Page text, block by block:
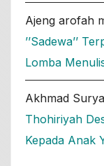
Ajeng arofah
’’Sadewa’’
Lomba
Akhmad
Thohiriyah
Kepada Anak